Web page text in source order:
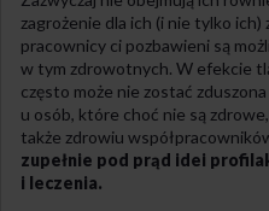
zagrożenie dla ich (i nie tylko ich)
pracownicy ci pozbawieni są
w tym zdrowotnych. W efekcie
często może nie zostać
u osób, które choć nie są
także zdrowiu
zupełnie pod prąd idei
i leczenia.